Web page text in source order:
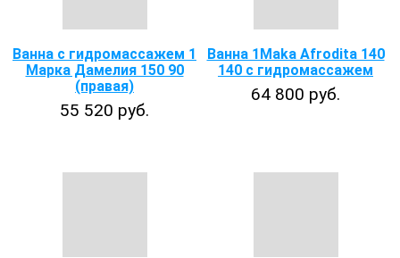
Ванна с гидромассажем 1
Марка Дамелия 150 90
(правая)
55 520 руб.
Ванна 1Maka Afrodita 140
140 с гидромассажем
64 800 руб.